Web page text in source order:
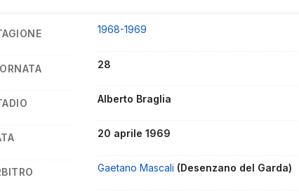
1968-1969
28
Alberto Braglia
20 aprile 1969
Gaetano Mascali (Desenzano del Garda)